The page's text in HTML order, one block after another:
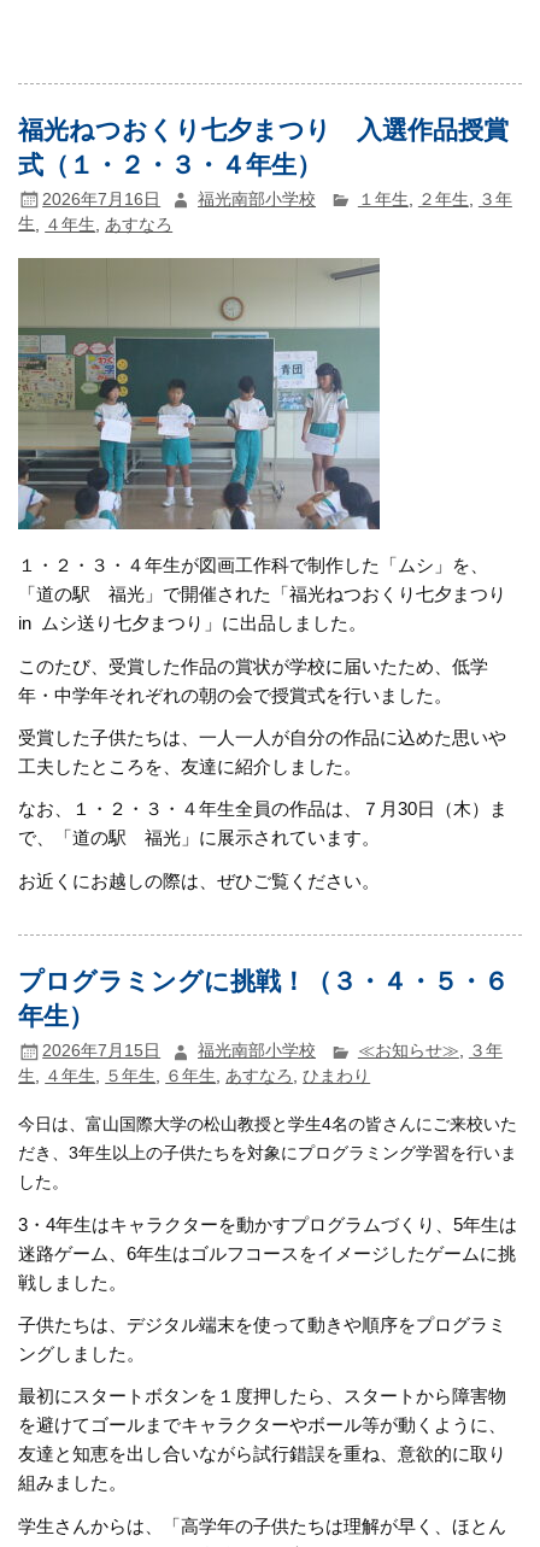
福光ねつおくり七夕まつり 入選作品授賞
式（１・２・３・４年生）
2026年7月16日 福光南部小学校 １年生 ２年生
３年
生
４年生 あすなろ
１・２・３・４年生が図画工作科で制作した「ムシ」を、
「道の駅 福光」で開催された「福光ねつおくり七夕まつり
in ムシ送り七夕まつり」に出品しました。
このたび、受賞した作品の賞状が学校に届いたため、低学
年・中学年それぞれの朝の会で授賞式を行いました。
受賞した子供たちは、一人一人が自分の作品に込めた思いや
工夫したところを、友達に紹介しました。
なお、１・２・３・４年生全員の作品は、７月30日（木）ま
で、「道の駅 福光」に展示されています。
お近くにお越しの際は、ぜひご覧ください。
プログラミングに挑戦！（３・４・５・６
年生）
2026年7月15日 福光南部小学校 ≪お知らせ≫, ３年
生
４年生 ５年生 ６年生 あすなろ ,ひまわり
今日は、富山国際大学の松山教授と学生4名の皆さんにご来校いた
だき、3年生以上の子供たちを対象にプログラミング学習を行いま
した。
3・4年生はキャラクターを動かすプログラムづくり、5年生は
迷路ゲーム、6年生はゴルフコースをイメージしたゲームに挑
戦しました。
子供たちは、デジタル端末を使って動きや順序をプログラミ
ングしました。
最初にスタートボタンを１度押したら、スタートから障害物
を避けてゴールまでキャラクターやボール等が動くように、
友達と知恵を出し合いながら試行錯誤を重ね、意欲的に取り
組みました。
学生さんからは、「高学年の子供たちは理解が早く、ほとん